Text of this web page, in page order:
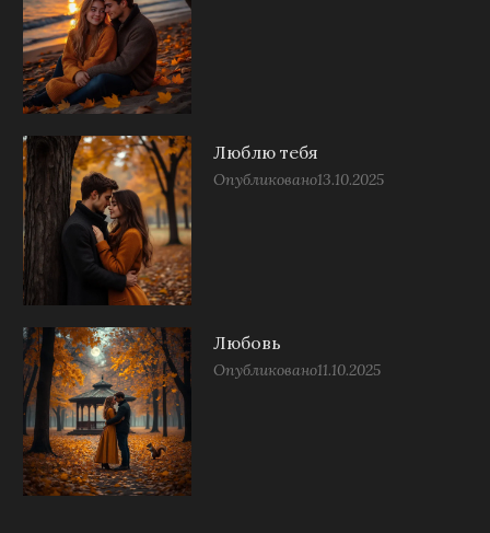
Люблю тебя
Опубликовано13.10.2025
Любовь
Опубликовано11.10.2025